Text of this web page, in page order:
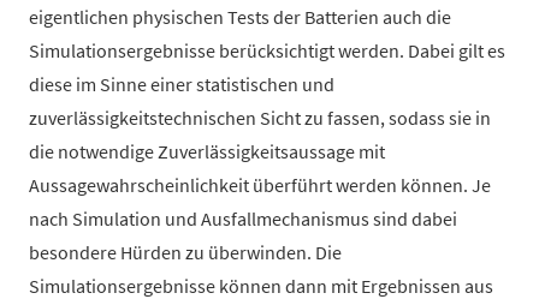
eigentlichen physischen Tests der Batterien auch die
Simulationsergebnisse berücksichtigt werden. Dabei gilt es
diese im Sinne einer statistischen und
zuverlässigkeitstechnischen Sicht zu fassen, sodass sie in
die notwendige Zuverlässigkeitsaussage mit
Aussagewahrscheinlichkeit überführt werden können. Je
nach Simulation und Ausfallmechanismus sind dabei
besondere Hürden zu überwinden. Die
Simulationsergebnisse können dann mit Ergebnissen aus